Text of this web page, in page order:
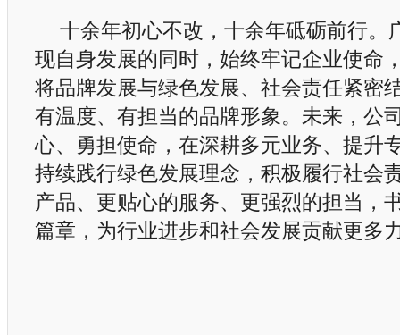
十余年初心不改，十余年砥砺前行。
现自身发展的同时，始终牢记企业使命
将品牌发展与绿色发展、社会责任紧密
有温度、有担当的品牌形象。未来，公
心、勇担使命，在深耕多元业务、提升
持续践行绿色发展理念，积极履行社会
产品、更贴心的服务、更强烈的担当，
篇章，为行业进步和社会发展贡献更多